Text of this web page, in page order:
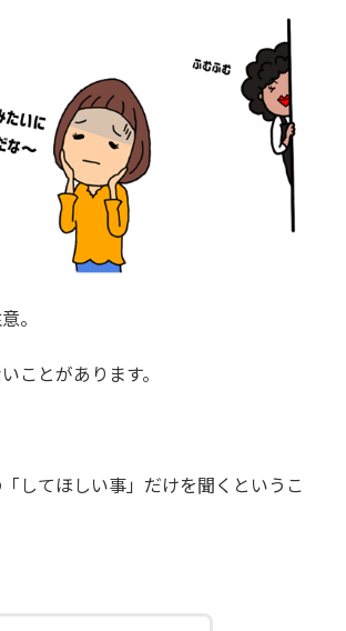
。
ことがあります。
してほしい事」だけを聞くというこ